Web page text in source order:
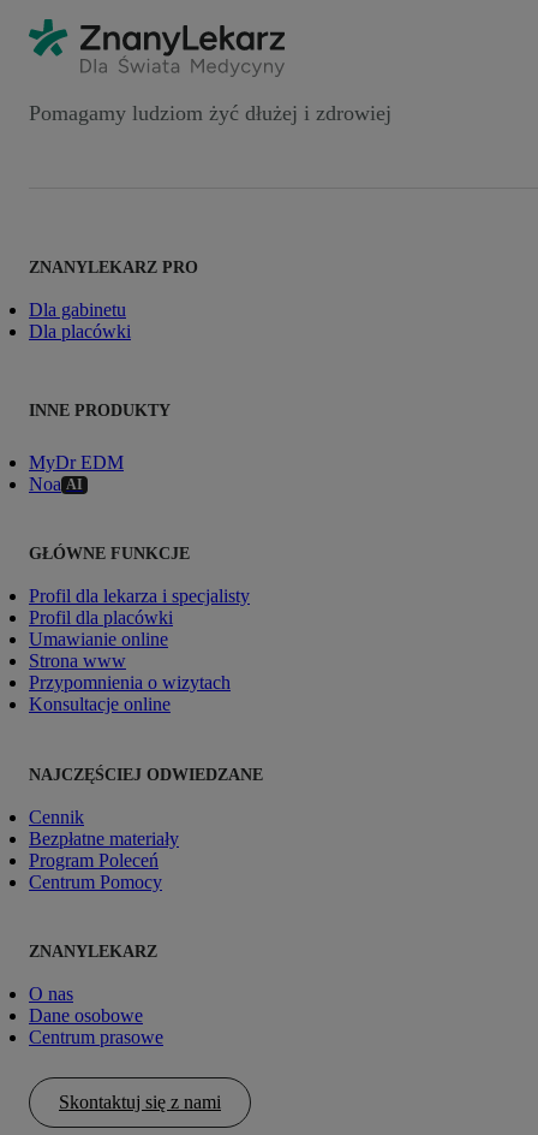
Pomagamy ludziom żyć dłużej i zdrowiej
ZNANYLEKARZ PRO
Dla gabinetu
Dla placówki
INNE PRODUKTY
MyDr EDM
Noa AI
GŁÓWNE FUNKCJE
Profil dla lekarza i specjalisty
Profil dla placówki
Umawianie online
Strona www
Przypomnienia o wizytach
Konsultacje online
NAJCZĘŚCIEJ ODWIEDZANE
Cennik
Bezpłatne materiały
Program Poleceń
Centrum Pomocy
ZNANYLEKARZ
O nas
Dane osobowe
Centrum prasowe
Skontaktuj się z nami